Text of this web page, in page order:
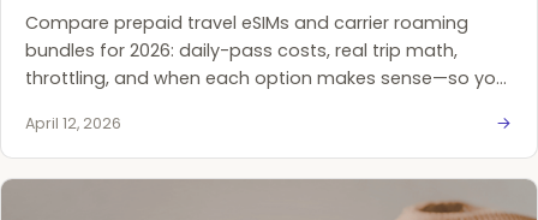
Compare prepaid travel eSIMs and carrier roaming
bundles for 2026: daily-pass costs, real trip math,
throttling, and when each option makes sense—so you
April 12, 2026